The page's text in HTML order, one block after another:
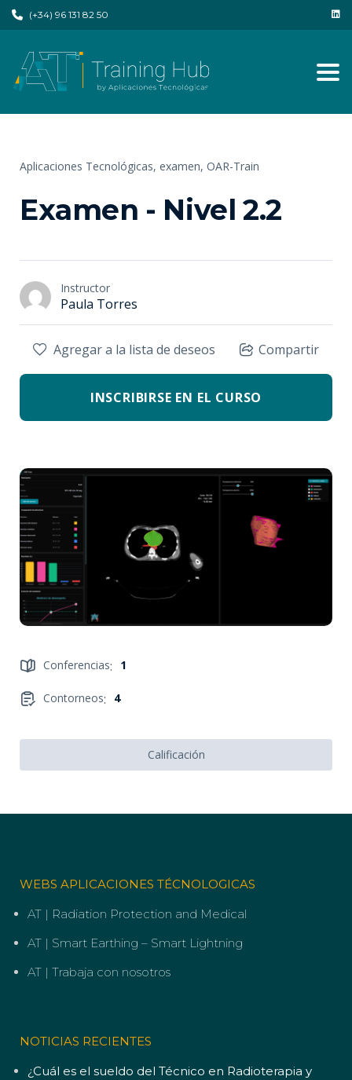
(+34) 96 131 82 50
Aplicaciones Tecnológicas, examen, OAR-Train
Examen - Nivel 2.2
Instructor
Paula Torres
Agregar a la lista de deseos Compartir
INSCRIBIRSE EN EL CURSO
Conferencias: 1
Contorneos: 4
Calificación
WEBS APLICACIONES TÉCNOLOGICAS
AT | Radiation Protection and Medical
AT | Smart Earthing – Smart Lightning
AT | Trabaja con nosotros
NOTICIAS RECIENTES
¿Cuál es el sueldo del Técnico en Radioterapia y